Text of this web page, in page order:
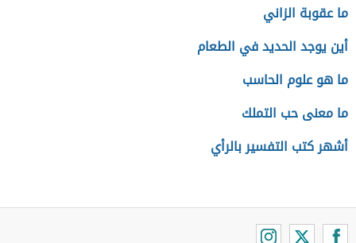
ما عقوبة الزاني
أين يوجد الحديد في الطعام
ما هو علوم الحاسب
ما معنى حب التملك
أشهر كتب التفسير بالرأي